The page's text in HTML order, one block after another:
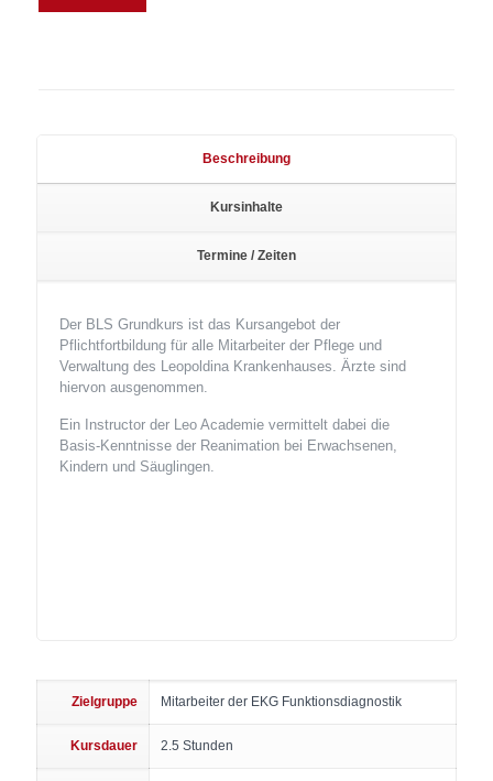
Beschreibung
Kursinhalte
Termine / Zeiten
Der BLS Grundkurs ist das Kursangebot der
Pflichtfortbildung für alle Mitarbeiter der Pflege und
Verwaltung des Leopoldina Krankenhauses. Ärzte sind
hiervon ausgenommen.
Ein Instructor der Leo Academie vermittelt dabei die
Basis-Kenntnisse der Reanimation bei Erwachsenen,
Kindern und Säuglingen.
Zielgruppe Mitarbeiter der EKG Funktionsdiagnostik
Kursdauer 2.5 Stunden